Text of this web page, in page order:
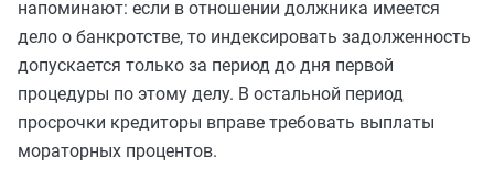
напоминают: если в отношении должника имеется
дело о банкротстве, то индексировать задолженность
допускается только за период до дня первой
процедуры по этому делу. В остальной период
просрочки кредиторы вправе требовать выплаты
мораторных процентов.